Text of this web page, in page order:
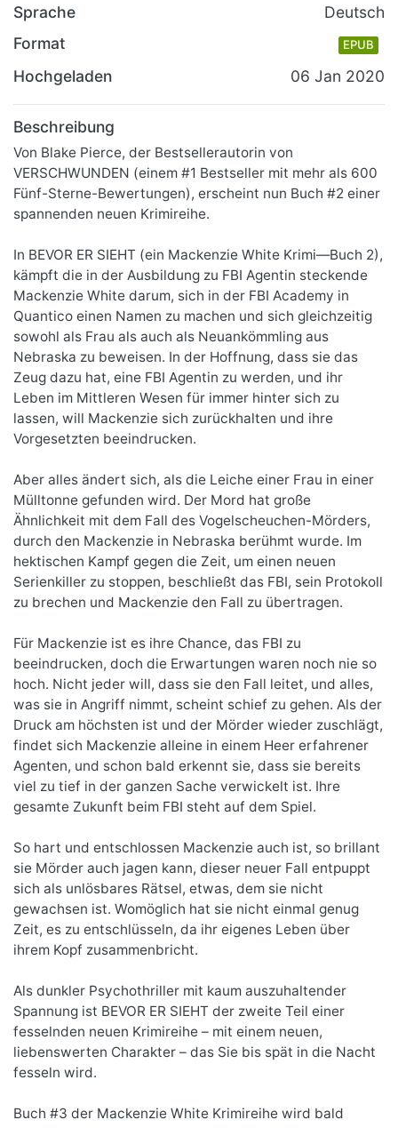
Sprache
Deutsch
Format
EPUB
Hochgeladen 06 Jan 2020
Beschreibung
Von Blake Pierce, der Bestsellerautorin von
VERSCHWUNDEN (einem #1 Bestseller mit mehr als 600
Fünf-Sterne-Bewertungen), erscheint nun Buch #2 einer
spannenden neuen Krimireihe.
In BEVOR ER SIEHT (ein Mackenzie White Krimi—Buch 2),
kämpft die in der Ausbildung zu FBI Agentin steckende
Mackenzie White darum, sich in der FBI Academy in
Quantico einen Namen zu machen und sich gleichzeitig
sowohl als Frau als auch als Neuankömmling aus
Nebraska zu beweisen. In der Hoffnung, dass sie das
Zeug dazu hat, eine FBI Agentin zu werden, und ihr
Leben im Mittleren Wesen für immer hinter sich zu
lassen, will Mackenzie sich zurückhalten und ihre
Vorgesetzten beeindrucken.
Aber alles ändert sich, als die Leiche einer Frau in einer
Mülltonne gefunden wird. Der Mord hat große
Ähnlichkeit mit dem Fall des Vogelscheuchen-Mörders,
durch den Mackenzie in Nebraska berühmt wurde. Im
hektischen Kampf gegen die Zeit, um einen neuen
Serienkiller zu stoppen, beschließt das FBI, sein Protokoll
zu brechen und Mackenzie den Fall zu übertragen.
Für Mackenzie ist es ihre Chance, das FBI zu
beeindrucken, doch die Erwartungen waren noch nie so
hoch. Nicht jeder will, dass sie den Fall leitet, und alles,
was sie in Angriff nimmt, scheint schief zu gehen. Als der
Druck am höchsten ist und der Mörder wieder zuschlägt,
findet sich Mackenzie alleine in einem Heer erfahrener
Agenten, und schon bald erkennt sie, dass sie bereits
viel zu tief in der ganzen Sache verwickelt ist. Ihre
gesamte Zukunft beim FBI steht auf dem Spiel.
So hart und entschlossen Mackenzie auch ist, so brillant
sie Mörder auch jagen kann, dieser neuer Fall entpuppt
sich als unlösbares Rätsel, etwas, dem sie nicht
gewachsen ist. Womöglich hat sie nicht einmal genug
Zeit, es zu entschlüsseln, da ihr eigenes Leben über
ihrem Kopf zusammenbricht.
Als dunkler Psychothriller mit kaum auszuhaltender
Spannung ist BEVOR ER SIEHT der zweite Teil einer
fesselnden neuen Krimireihe – mit einem neuen,
liebenswerten Charakter – das Sie bis spät in die Nacht
fesseln wird.
Buch #3 der Mackenzie White Krimireihe wird bald